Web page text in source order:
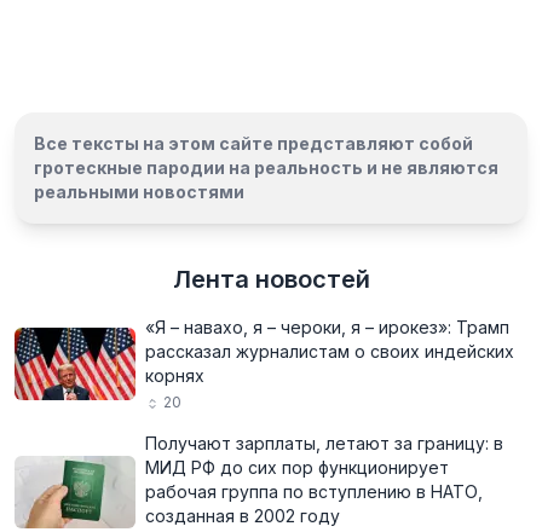
Все тексты на этом сайте представляют собой
гротескные пародии на реальность и не являются
реальными новостями
Лента новостей
«Я – навахо, я – чероки, я – ирокез»: Трамп
рассказал журналистам о своих индейских
корнях
20
Получают зарплаты, летают за границу: в
МИД РФ до сих пор функционирует
рабочая группа по вступлению в НАТО,
созданная в 2002 году